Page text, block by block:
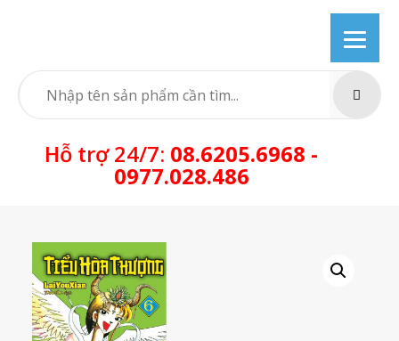
Hỗ trợ 24/7: 08.6205.6968 -
0977.028.486